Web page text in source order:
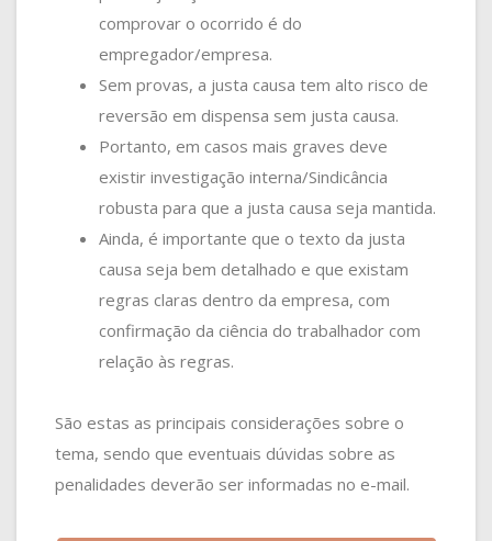
comprovar o ocorrido é do
empregador/empresa.
Sem provas, a justa causa tem alto risco de
reversão em dispensa sem justa causa.
Portanto, em casos mais graves deve
existir investigação interna/Sindicância
robusta para que a justa causa seja mantida.
Ainda, é importante que o texto da justa
causa seja bem detalhado e que existam
regras claras dentro da empresa, com
confirmação da ciência do trabalhador com
relação às regras.
São estas as principais considerações sobre o
tema, sendo que eventuais dúvidas sobre as
penalidades deverão ser informadas no e-mail.